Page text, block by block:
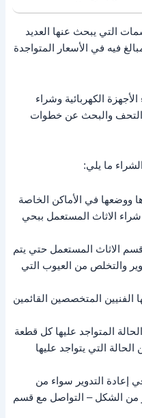
التي يبحث عنها العديد
فيه في الأسعار المتواجدة
الكهربائية وشراء
التحف والبحث عن خطوات
ما يلي:
ووضعها في الأماكن الخاصة
الاثاث المستعمل ببحي
قسم الاثاث المستعمل حتي يتم
والتخلص من العيوب التي
الفنيين المتخصصين القائمين
المتواجد عليها كل قطعة
التي يتواجد عليها
إعادة التدوير سواء من
من الشكل – التواصل مع قسم